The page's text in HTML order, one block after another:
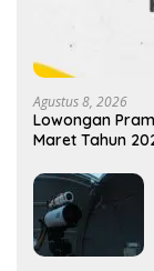
Agustus 8, 2026
Lowongan
Maret Tahun